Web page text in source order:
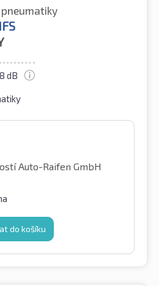
dB
Auto-Raifen GmbH
do košíku